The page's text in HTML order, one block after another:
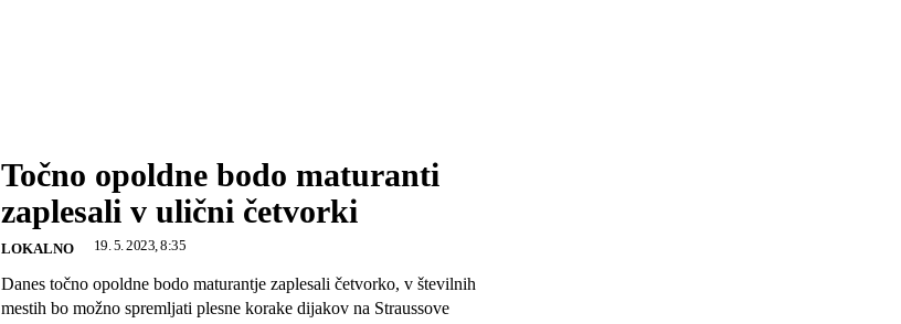
Točno opoldne bodo maturanti
zaplesali v ulični četvorki
LOKALNO 19. 5. 2023, 8:35
Danes točno opoldne bodo maturantje zaplesali četvorko, v številnih
mestih bo možno spremljati plesne korake dijakov na Straussove